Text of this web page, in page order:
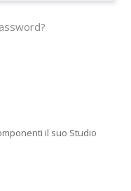
il suo Studio